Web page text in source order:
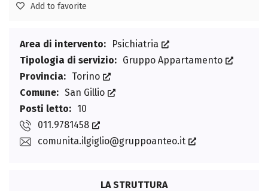
Add to favorite
Area di intervento:
Psichiatria
Tipologia di servizio: Gruppo Appartamento
Provincia: Torino
Comune: San Gillio
Posti letto: 10
011.9781458
comunita.ilgiglio@gruppoanteo.it
LA STRUTTURA